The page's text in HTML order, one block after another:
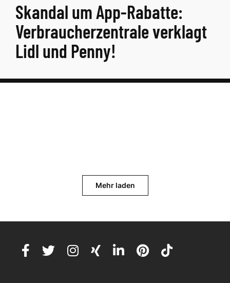
Skandal um App-Rabatte:
Verbraucherzentrale verklagt
Lidl und Penny!
Mehr laden